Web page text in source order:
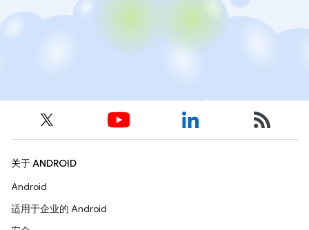
关于 ANDROID
Android
适用于企业的 Android